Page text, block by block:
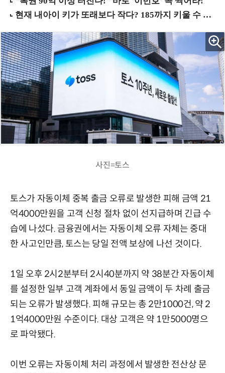
사진=토스
토스가 자동이체 중복 출금 오류로 발생한 피해 금액 21
억4000만원을 고객 신청 절차 없이 선지급하며 긴급 수
습에 나섰다. 금융권에서는 자동이체 오류 자체는 중대
한 사고인만큼, 토스는 당일 전액 보상에 나선 것이다.
1일 오후 2시2분부터 2시40분까지 약 38분간 자동이체
를 설정한 일부 고객 계좌에서 동일 금액이 두 차례 출금
되는 오류가 발생했다. 피해 규모는 총 2만1000건, 약 2
1억4000만원 수준이다. 대상 고객은 약 1만5000명으
로 파악됐다.
이번 오류는 자동이체 처리 과정에서 발생한 전산상 문